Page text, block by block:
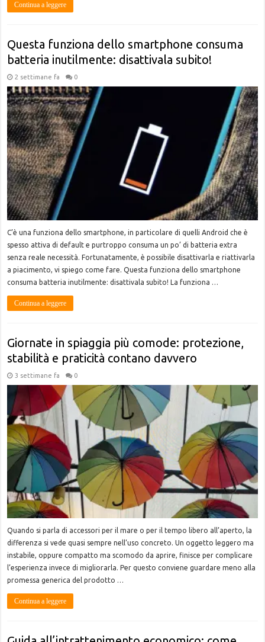
Continua a leggere
Questa funziona dello smartphone consuma
batteria inutilmente: disattivala subito!
2 settimane fa 0
C’è una funziona dello smartphone, in particolare di quelli Android che è
spesso attiva di default e purtroppo consuma un po’ di batteria extra
senza reale necessità. Fortunatamente, è possibile disattivarla e riattivarla
a piacimento, vi spiego come fare. Questa funziona dello smartphone
consuma batteria inutilmente: disattivala subito! La funziona …
Continua a leggere
Giornate in spiaggia più comode: protezione,
stabilità e praticità contano davvero
3 settimane fa 0
Quando si parla di accessori per il mare o per il tempo libero all’aperto, la
differenza si vede quasi sempre nell’uso concreto. Un oggetto leggero ma
instabile, oppure compatto ma scomodo da aprire, finisce per complicare
l’esperienza invece di migliorarla. Per questo conviene guardare meno alla
promessa generica del prodotto …
Continua a leggere